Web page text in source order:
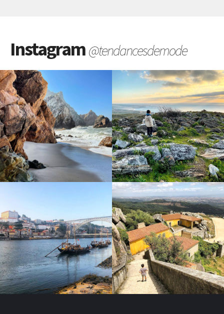
Instagram@tendancesdemode